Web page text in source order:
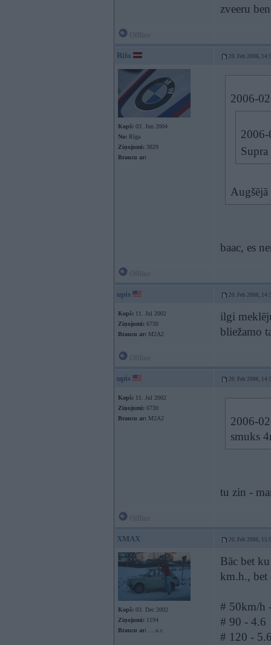
zveeru
Rifo 20. Feb 2006,
Kopš: 03. Jun 2004
No: Rīga
Ziņojumi: 3829
Braucu ar:
2006-
Supra
baac, es
upis 20. Feb 2006,
Kopš: 11. Jul 2002
Ziņojumi: 6730
Braucu ar: M2A2
ilgi
bliežamo
upis 20. Feb 2006,
Kopš: 11. Jul 2002
Ziņojumi: 6730
Braucu ar: M2A2
2006-
smuks
tu zin -
XMAX 20. Feb 2006,
Kopš: 03. Dec 2002
Ziņojumi: 1194
Braucu ar: ....u.c
Bāc bet
km.h., bet
# 50km/h
# 90 - 4.6
# 120 -